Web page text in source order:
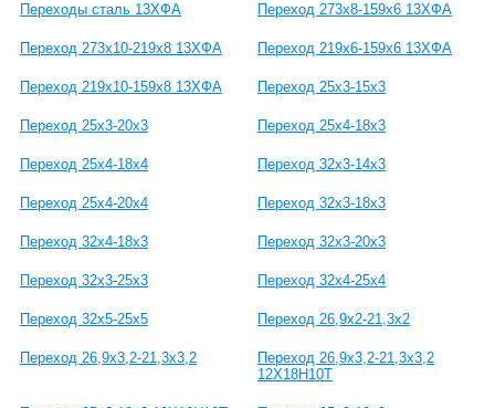
Переходы сталь 13ХФА Переход 273х8-159х6 13ХФА
Переход 273х10-219х8 13ХФА Переход 219х6-159х6 13ХФА
Переход 219х10-159х8 13ХФА Переход 25x3-15x3
Переход 25x3-20x3 Переход 25x4-18x3
Переход 25x4-18x4 Переход 32x3-14x3
Переход 25x4-20x4 Переход 32x3-18x3
Переход 32x4-18x3 Переход 32x3-20x3
Переход 32x3-25x3 Переход 32x4-25x4
Переход 32x5-25x5 Переход 26,9x2-21,3x2
Переход 26,9x3,2-21,3x3,2
Переход 26,9x3,2-21,3x3,2
12Х18Н10Т